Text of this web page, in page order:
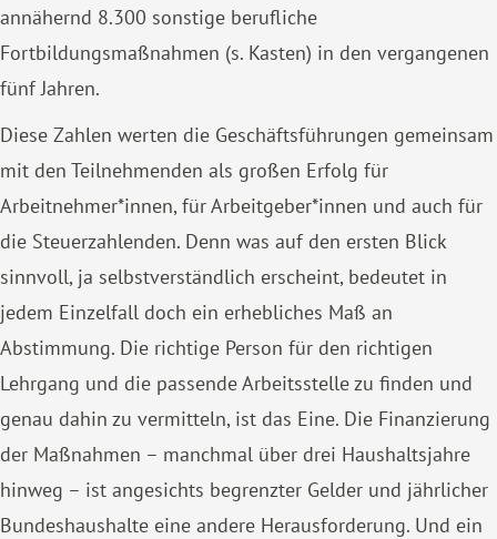
annähernd 8.300 sonstige berufliche
Fortbildungsmaßnahmen (s. Kasten) in den vergangenen
fünf Jahren.
Diese Zahlen werten die Geschäftsführungen gemeinsam
mit den Teilnehmenden als großen Erfolg für
Arbeitnehmer*innen, für Arbeitgeber*innen und auch für
die Steuerzahlenden. Denn was auf den ersten Blick
sinnvoll, ja selbstverständlich erscheint, bedeutet in
jedem Einzelfall doch ein erhebliches Maß an
Abstimmung. Die richtige Person für den richtigen
Lehrgang und die passende Arbeitsstelle zu finden und
genau dahin zu vermitteln, ist das Eine. Die Finanzierung
der Maßnahmen – manchmal über drei Haushaltsjahre
hinweg – ist angesichts begrenzter Gelder und jährlicher
Bundeshaushalte eine andere Herausforderung. Und ein